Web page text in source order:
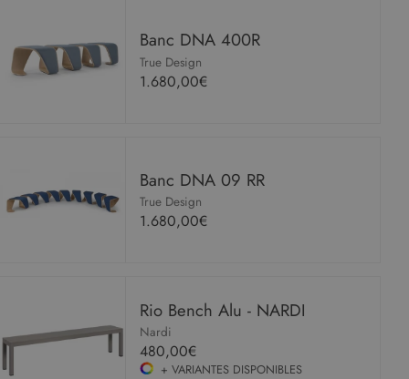
Banc DNA 400R
True Design
1.680,00€
Banc DNA 09 RR
True Design
1.680,00€
Rio Bench Alu - NARDI
Nardi
480,00€
+ VARIANTES DISPONIBLES